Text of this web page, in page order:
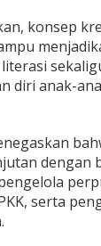
konsep
diri anak-
dengan
serta